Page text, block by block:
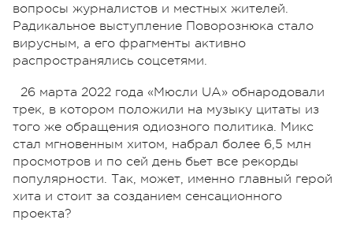
вопросы журналистов и местных жителей.
Радикальное выступление Поворознюка стало
вирусным, а его фрагменты активно
распространялись соцсетями.
26 марта 2022 года «Мюсли UA» обнародовали
трек, в котором положили на музыку цитаты из
того же обращения одиозного политика. Микс
стал мгновенным хитом, набрал более 6,5 млн
просмотров и по сей день бьет все рекорды
популярности. Так, может, именно главный герой
хита и стоит за созданием сенсационного
проекта?